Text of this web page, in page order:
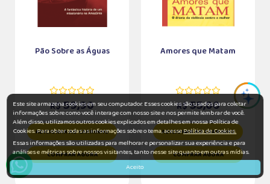
Pão Sobre as Águas
R$59,90
ADICIONAR AO CARRINHO
COMPRAR AGORA
Amores que Matam
R$55,00
ADICIONAR AO CARRINHO
COMPRAR AGORA
Este site armazena cookies em seu computador. Esses cookies são usados para coletar
informações sobre como você interage com nosso site e nos permite lembrar de você.
Além disso, utilizamos outros cookies explicados em detalhes em nossa Política de
Cookies. Para obter todas as informações sobre o tema, acessePolítica de Cookies.
Essas informações são utilizadas para melhorar e personalizar sua experiência e para
análises e métricas sobre nossos visitantes, tanto nesse site quanto em outras mídias.
Aceito